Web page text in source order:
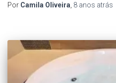
Por Camila Oliveira 8 anos atrás